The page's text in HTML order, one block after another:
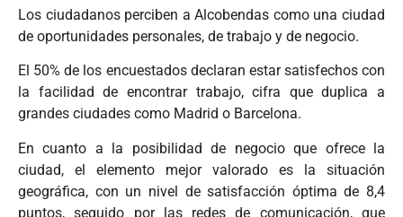
Los ciudadanos perciben a Alcobendas como una ciudad
de oportunidades personales, de trabajo y de negocio.
El 50% de los encuestados declaran estar satisfechos con
la facilidad de encontrar trabajo, cifra que duplica a
grandes ciudades como Madrid o Barcelona.
En cuanto a la posibilidad de negocio que ofrece la
ciudad, el elemento mejor valorado es la situación
geográfica, con un nivel de satisfacción óptima de 8,4
puntos, seguido por las redes de comunicación, que